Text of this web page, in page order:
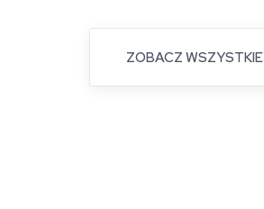
ZOBACZ WSZYSTKIE